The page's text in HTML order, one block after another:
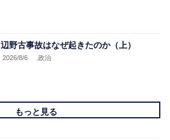
辺野古事故はなぜ起きたのか（上）
2026/8/6 .政治
もっと見る